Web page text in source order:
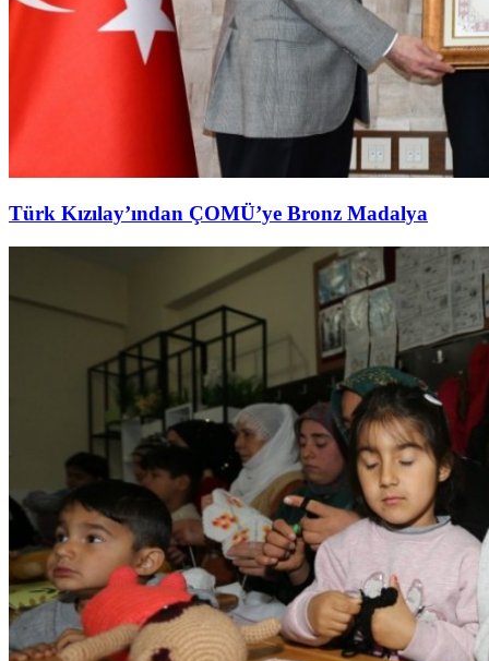
Türk Kızılay’ından ÇOMÜ’ye Bronz Madalya